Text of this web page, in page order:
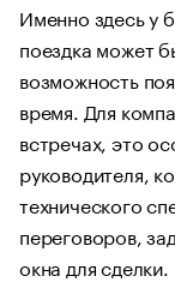
Именно здесь у
поездка может
возможность
время. Для
встречах, это
руководителя,
технического
переговоров,
окна для сделки.